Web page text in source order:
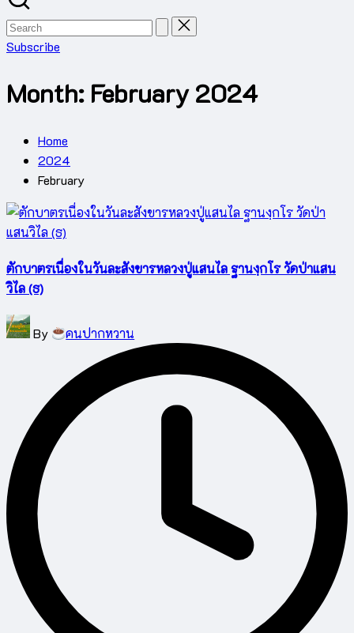
Search
for:
Subscribe
Month: February 2024
Home
2024
February
ตักบาตรเนื่องในวันละสังขารหลวงปู่แสนไล ฐานงฺกโร วัดป่าแสน
วิไล (ธ)
Posted
by
By คนปากหวาน